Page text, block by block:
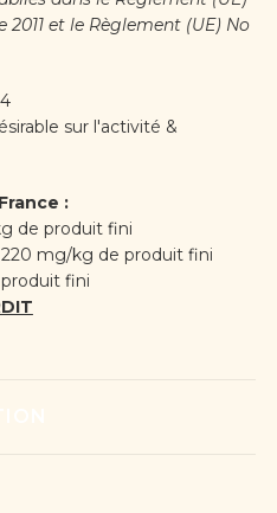
2011 et le Règlement (UE) No
sur l'activité &
:
de produit fini
220 mg/kg de produit fini
fini